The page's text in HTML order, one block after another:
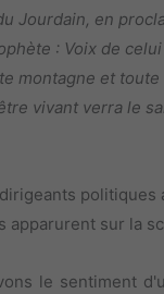
Jourdain, en
: Voix de
montagne et
vivant verra le
politiques
apparurent sur la
le sentiment